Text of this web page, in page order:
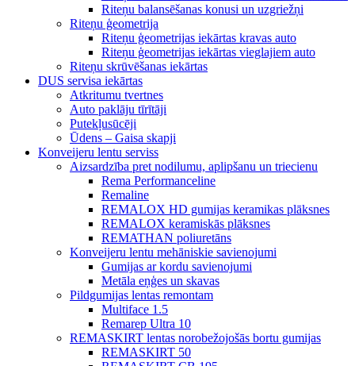
Riteņu balansēšanas konusi un uzgriežņi
Riteņu ģeometrija
Riteņu ģeometrijas iekārtas kravas auto
Riteņu ģeometrijas iekārtas vieglajiem auto
Riteņu skrūvēšanas iekārtas
DUS servisa iekārtas
Atkritumu tvertnes
Auto paklāju tīrītāji
Putekļusūcēji
Ūdens – Gaisa skapji
Konveijeru lentu serviss
Aizsardzība pret nodilumu, aplipšanu un triecienu
Rema Performanceline
Remaline
REMALOX HD gumijas keramikas plāksnes
REMALOX keramiskās plāksnes
REMATHAN poliuretāns
Konveijeru lentu mehāniskie savienojumi
Gumijas ar kordu savienojumi
Metāla eņģes un skavas
Pildgumijas lentas remontam
Multiface 1.5
Remarep Ultra 10
REMASKIRT lentas norobežojošās bortu gumijas
REMASKIRT 50